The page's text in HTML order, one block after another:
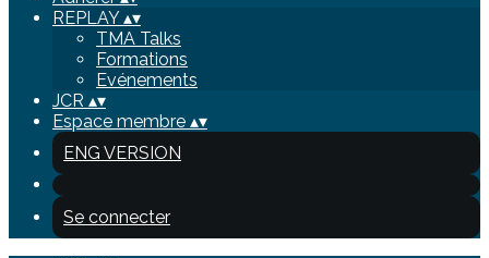
REPLAY▴▾
TMA Talks
Formations
Evénements
JCR ▴▾
Espace membre ▴▾
ENG VERSION
Se connecter